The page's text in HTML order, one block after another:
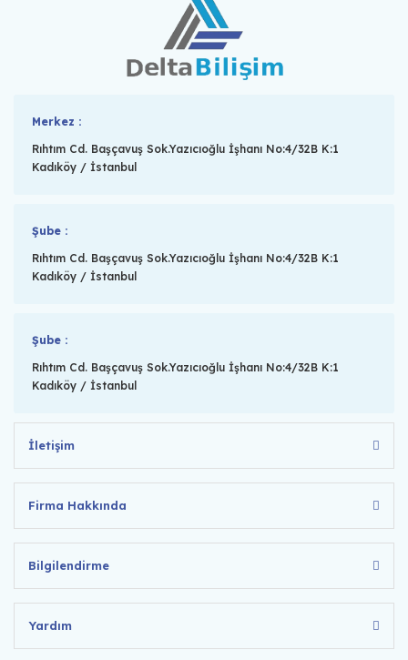
Merkez :
Rıhtım Cd. Başçavuş Sok.Yazıcıoğlu İşhanı No:4/32B K:1
Kadıköy / İstanbul
Şube :
Rıhtım Cd. Başçavuş Sok.Yazıcıoğlu İşhanı No:4/32B K:1
Kadıköy / İstanbul
Şube :
Rıhtım Cd. Başçavuş Sok.Yazıcıoğlu İşhanı No:4/32B K:1
Kadıköy / İstanbul
İletişim
Firma Hakkında
Bilgilendirme
Yardım